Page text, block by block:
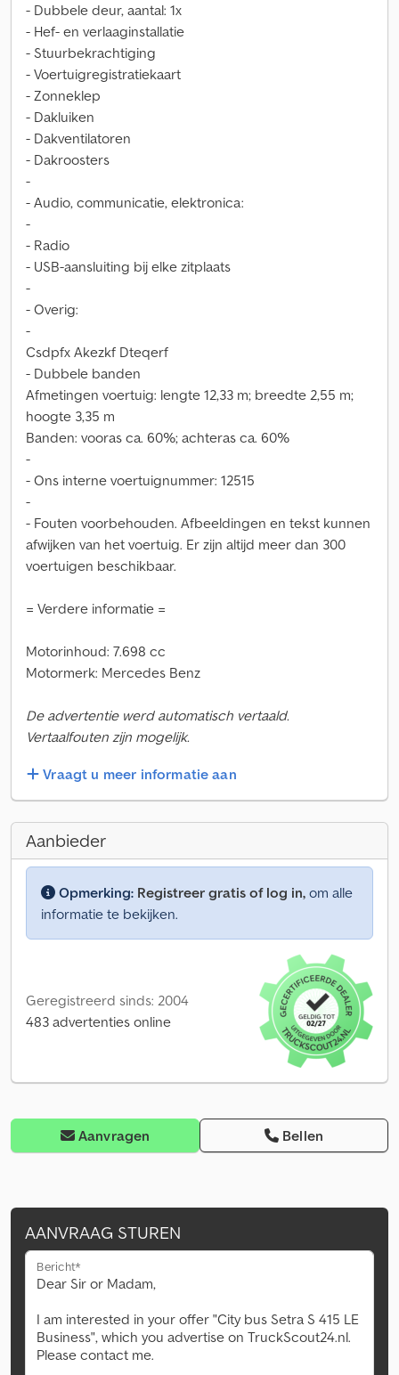
- Dubbele deur, aantal: 1x
- Hef- en verlaaginstallatie
- Stuurbekrachtiging
- Voertuigregistratiekaart
- Zonneklep
- Dakluiken
- Dakventilatoren
- Dakroosters
-
- Audio, communicatie, elektronica:
-
- Radio
- USB-aansluiting bij elke zitplaats
-
- Overig:
-
Csdpfx Akezkf Dteqerf
- Dubbele banden
Afmetingen voertuig: lengte 12,33 m; breedte 2,55 m;
hoogte 3,35 m
Banden: vooras ca. 60%; achteras ca. 60%
-
- Ons interne voertuignummer: 12515
-
- Fouten voorbehouden. Afbeeldingen en tekst kunnen
afwijken van het voertuig. Er zijn altijd meer dan 300
voertuigen beschikbaar.
= Verdere informatie =
Motorinhoud: 7.698 cc
Motormerk: Mercedes Benz
De advertentie werd automatisch vertaald.
Vertaalfouten zijn mogelijk.
Vraagt u meer informatie aan
Aanbieder
Opmerking: Registreer gratis of log in, om alle
informatie te bekijken.
Geregistreerd sinds: 2004
483 advertenties online
Aanvragen Bellen
AANVRAAG STUREN
Bericht*